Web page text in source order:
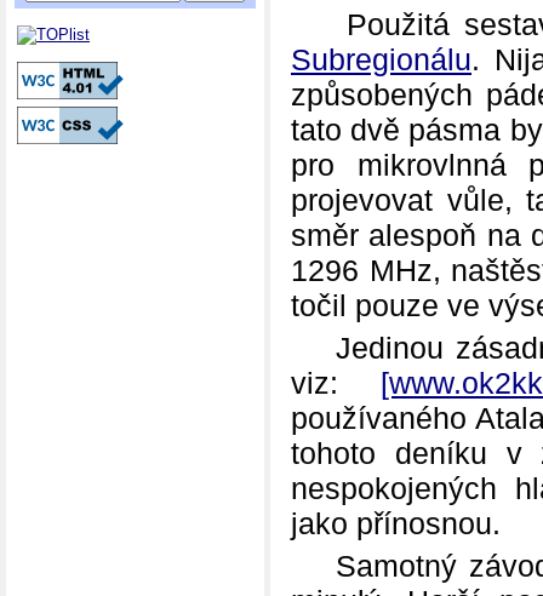
Použitá
Subregionálu.
způsobených
tato dvě pásma
pro mikrovlnná
projevovat vůle,
směr alespoň na
1296 MHz,
točil pouze ve
Jedinou
viz:
používaného
tohoto deníku v
nespokojených
jako přínosnou.
Samotný